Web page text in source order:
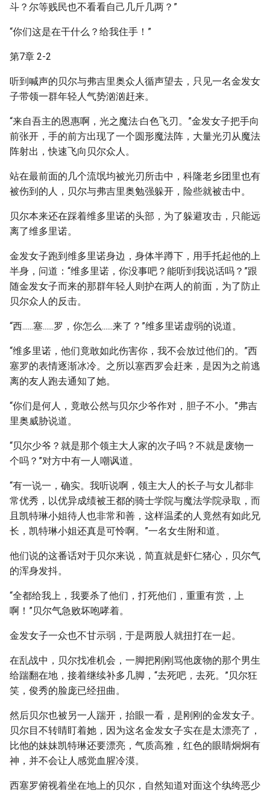
斗？尔等贱民也不看看自己几斤几两？”
“你们这是在干什么？给我住手！”
第7章 2-2
听到喊声的贝尔与弗吉里奥众人循声望去，只见一名金发女
子带领一群年轻人气势汹汹赶来。
“来自吾主的恩惠啊，光之魔法·白色飞刃。”金发女子把手向
前张开，手的前方出现了一个圆形魔法阵，大量光刃从魔法
阵射出，快速飞向贝尔众人。
站在最前面的几个流氓均被光刃所击中，科隆老乡团里也有
被伤到的人，贝尔与弗吉里奥勉强躲开，险些就被击中。
贝尔本来还在踩着维多里诺的头部，为了躲避攻击，只能远
离了维多里诺。
金发女子跑到维多里诺身边，身体半蹲下，用手托起他的上
半身，问道：“维多里诺，你没事吧？能听到我说话吗？”跟
随金发女子而来的那群年轻人则护在两人的前面，为了防止
贝尔众人的反击。
“西......塞......罗，你怎么......来了？”维多里诺虚弱的说道。
“维多里诺，他们竟敢如此伤害你，我不会放过他们的。”西
塞罗的表情逐渐冰冷。之所以塞西罗会赶来，是因为之前逃
离的友人跑去通知了她。
“你们是何人，竟敢公然与贝尔少爷作对，胆子不小。”弗吉
里奥威胁说道。
“贝尔少爷？就是那个领主大人家的次子吗？不就是废物一
个吗？”对方中有一人嘲讽道。
“有一说一，确实。我听说啊，领主大人的长子与女儿都非
常优秀，以优异成绩被王都的骑士学院与魔法学院录取，而
且凯特琳小姐待人也非常和善，这样温柔的人竟然有如此兄
长，凯特琳小姐还真是可怜啊。”一名女生附和道。
他们说的这番话对于贝尔来说，简直就是虾仁猪心，贝尔气
的浑身发抖。
“全都给我上，我要杀了他们，打死他们，重重有赏，上
啊！”贝尔气急败坏咆哮着。
金发女子一众也不甘示弱，于是两股人就扭打在一起。
在乱战中，贝尔找准机会，一脚把刚刚骂他废物的那个男生
给踹翻在地，接着继续补多几脚，“去死吧，去死。”贝尔狂
笑，俊秀的脸庞已经扭曲。
然后贝尔也被另一人踹开，抬眼一看，是刚刚的金发女子。
贝尔目不转睛盯着她，因为这名金发女子实在是太漂亮了，
比他的妹妹凯特琳还要漂亮，气质高雅，红色的眼睛炯炯有
神，并不会让人感觉血腥冷漠。
西塞罗俯视着坐在地上的贝尔，自然知道对面这个纨绔恶少